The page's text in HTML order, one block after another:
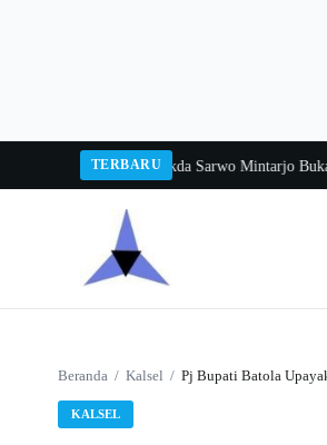
TERBARU
Pj Sekda Sarwo Mintarjo Buka
Beranda / Kalsel / Pj Bupati Batola
KALSEL